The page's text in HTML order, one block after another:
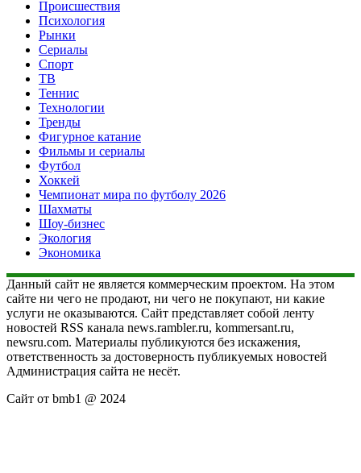
Происшествия
Психология
Рынки
Сериалы
Спорт
ТВ
Теннис
Технологии
Тренды
Фигурное катание
Фильмы и сериалы
Футбол
Хоккей
Чемпионат мира по футболу 2026
Шахматы
Шоу-бизнес
Экология
Экономика
Данный сайт не является коммерческим проектом. На этом
сайте ни чего не продают, ни чего не покупают, ни какие
услуги не оказываются. Сайт представляет собой ленту
новостей RSS канала news.rambler.ru, kommersant.ru,
newsru.com. Материалы публикуются без искажения,
ответственность за достоверность публикуемых новостей
Администрация сайта не несёт.
Сайт от bmb1 @ 2024